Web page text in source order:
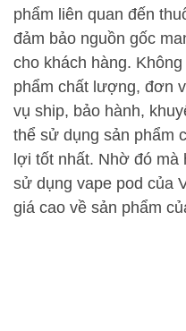
phẩm liên quan đến
đảm bảo nguồn gốc
cho khách hàng.
phẩm chất lượng, đơn
vụ ship, bảo hành,
thể sử dụng sản phẩm
lợi tốt nhất. Nhờ đó mà
sử dụng vape pod của
giá cao về sản phẩm